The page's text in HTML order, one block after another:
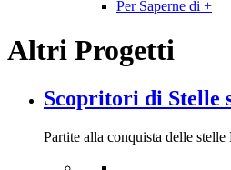
Per Saperne di +
Altri Progetti
Scopritori di Stelle
Partite alla conquista delle stelle